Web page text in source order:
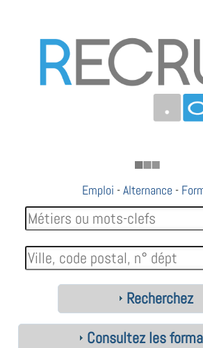
183
Emploi -Alternance -
Recherchez
Consultez les